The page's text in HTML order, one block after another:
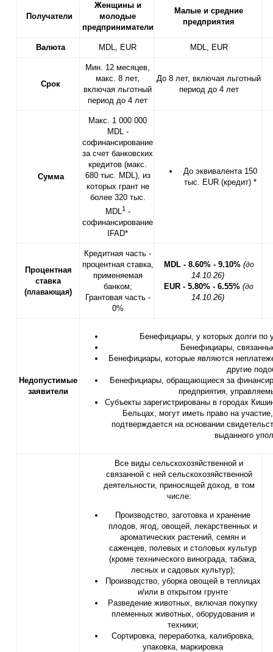
Получатели
Женщины и
молодые
предприниматели
Малые и средние
предприятия
Валюта MDL, EUR MDL, EUR
Срок
Мин. 12 месяцев,
макс. 8 лет,
включая льготный
период до 4 лет
До 8 лет, включая льготный
период до 4 лет
Сумма
Макс. 1 000 000
MDL -
софинансирование
за счет банковских
кредитов (макс.
680 тыс. MDL), из
которых грант не
более 320 тыс.
MDL1-
софинансирование
IFAD*
До эквивалента 150
тыс. EUR (кредит) *
Процентная
ставка
(плавающая)
Кредитная часть -
процентная ставка,
применяемая
банком;
Грантовая часть -
0%
MDL - 8.60% - 9.10% (до
14.10.26)
EUR - 5.80% - 6.55% (до
14.10.26)
Недопустимые
заявители
Бенефициары, у которых долги по
Бенефициары,
Бенефициары, которые являются
другие
Бенефициары, обращающиеся за
предприятия,
Субъекты зарегистрированы в городах
Бельцах, могут иметь право на
подтверждается на основании
выданного
Все виды сельскохозяйственной и
связанной с ней сельскохозяйственной
деятельности, приносящей доход, в том
числе:
Производство, заготовка и хранение
плодов, ягод, овощей, лекарственных и
ароматических растений, семян и
саженцев, полевых и столовых культур
(кроме технического винограда, табака,
лесных и садовых культур);
Производство, уборка овощей в теплицах
и/или в открытом грунте
Разведение животных, включая покупку
племенных животных, оборудования и
техники;
Сортировка, переработка, калибровка,
упаковка, маркировка